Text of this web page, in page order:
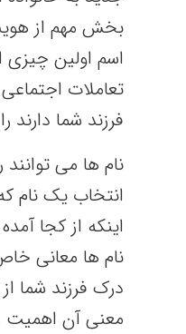
بخش مهم از
اسم اولین چیزی
تعاملات
فرزند شما دارند
نام ها می
انتخاب یک نام
اینکه از کجا
نام ها معانی
درک فرزند شما
معنی آن اهمیت